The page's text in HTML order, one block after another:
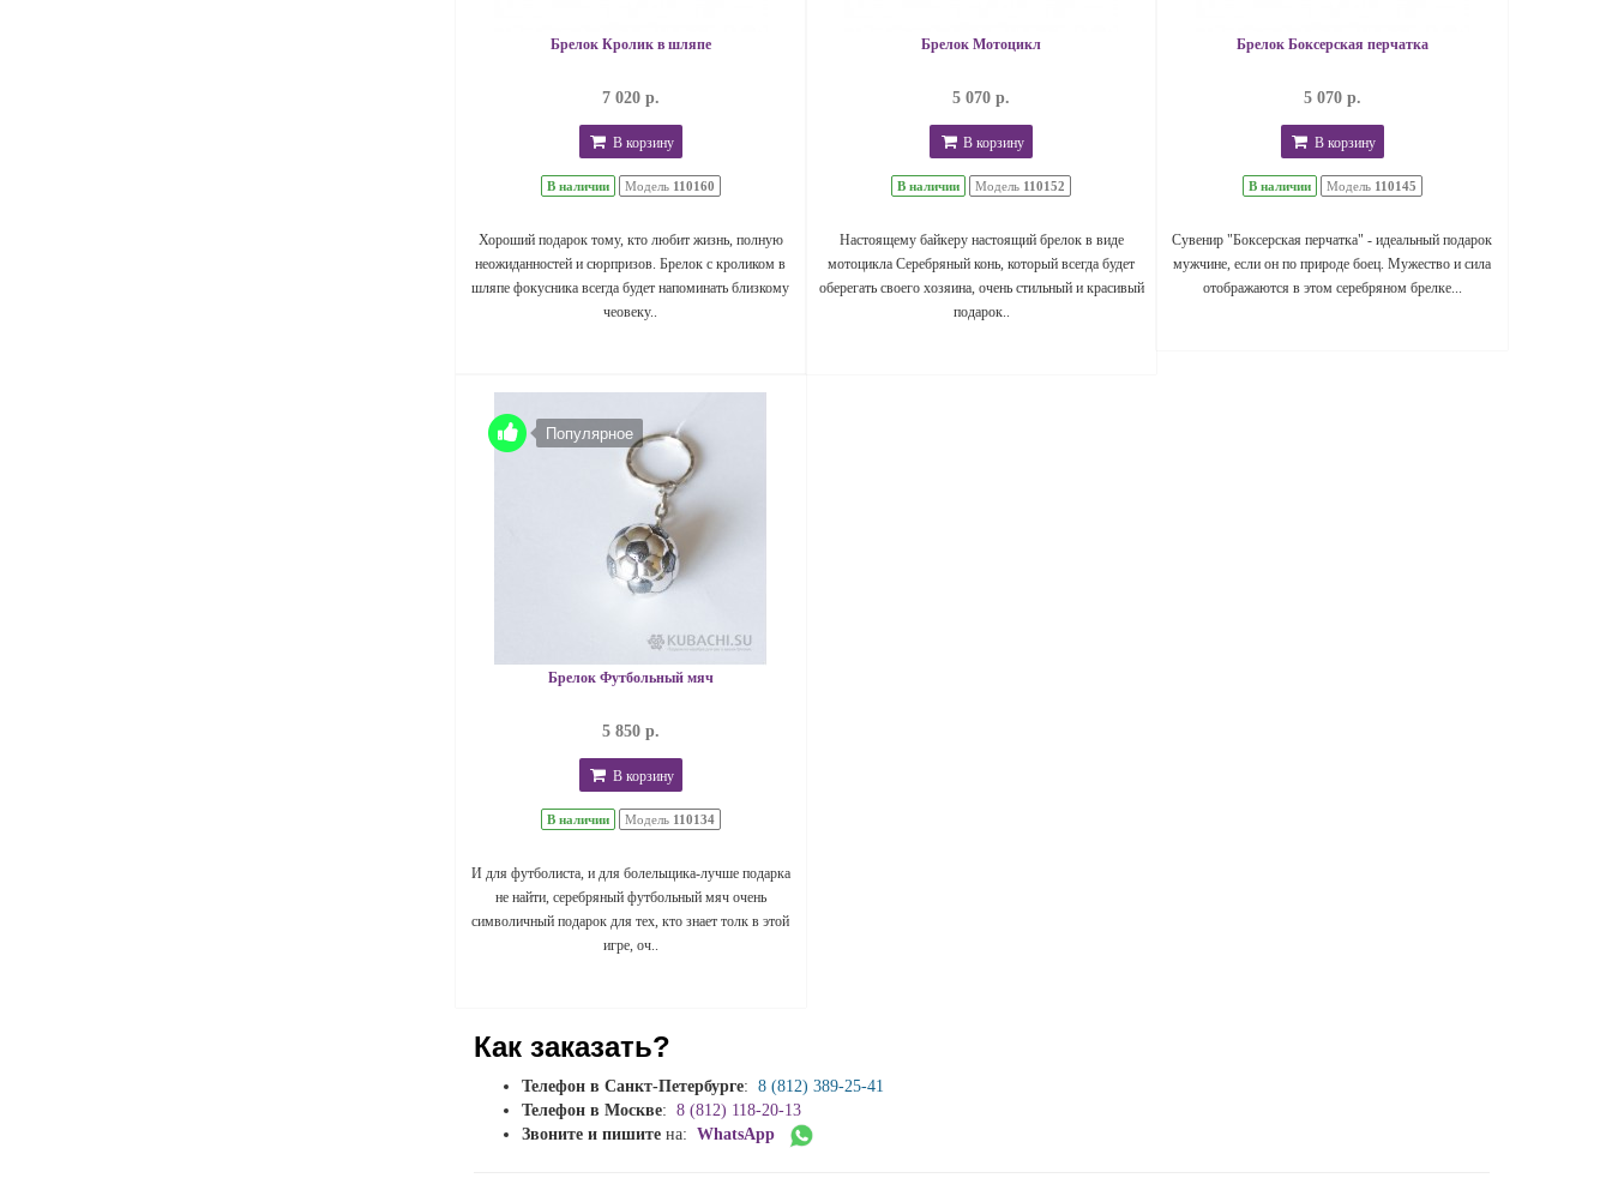
Брелок Кролик в шляпе
7 020 р.
В корзину
В наличии Модель 110160
Хороший подарок тому, кто любит жизнь, полную
неожиданностей и сюрпризов. Брелок с кроликом в
шляпе фокусника всегда будет напоминать близкому
чеовеку..
Брелок Мотоцикл
5 070 р.
В корзину
В наличии Модель 110152
Настоящему байкеру настоящий брелок в виде
мотоцикла Серебряный конь, который всегда будет
оберегать своего хозяина, очень стильный и красивый
подарок..
Брелок Боксерская перчатка
5 070 р.
В корзину
В наличии Модель 110145
Сувенир "Боксерская перчатка" - идеальный подарок
мужчине, если он по природе боец. Мужество и сила
отображаются в этом серебряном брелке...
Популярное
Брелок Футбольный мяч
5 850 р.
В корзину
В наличии Модель 110134
И для футболиста, и для болельщика-лучше подарка
не найти, серебряный футбольный мяч очень
символичный подарок для тех, кто знает толк в этой
игре, оч..
Как заказать?
Телефон в Санкт-Петербурге: 8 (812) 389-25-41
Телефон в Москве: 8 (812) 118-20-13
Звоните и пишитена: WhatsApp